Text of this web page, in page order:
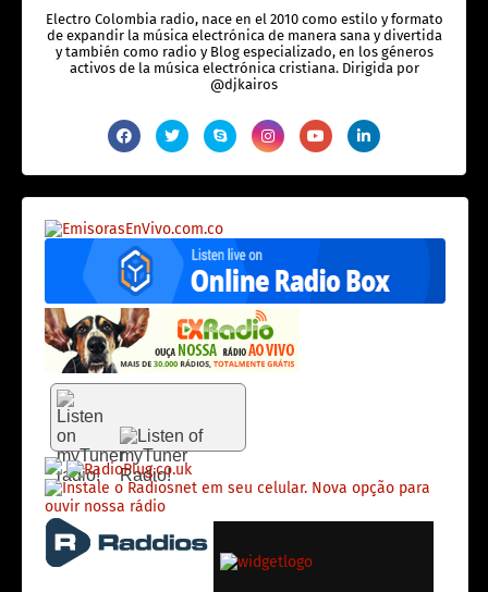
Electro Colombia radio, nace en el 2010 como estilo y formato
de expandir la música electrónica de manera sana y divertida
y también como radio y Blog especializado, en los géneros
activos de la música electrónica cristiana. Dirigida por
@djkairos